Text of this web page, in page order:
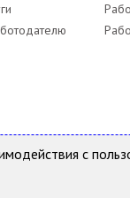
Использование
объявлений.
с